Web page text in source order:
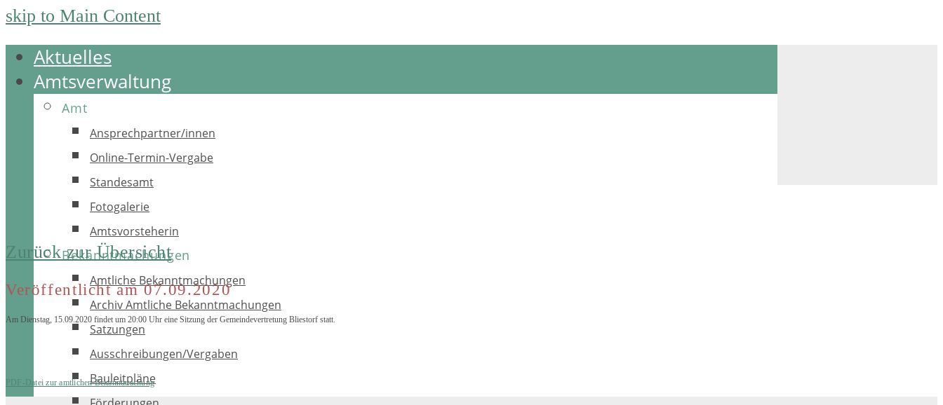
skip to Main Content
Aktuelles
Amtsverwaltung
Amt
Ansprechpartner/innen
Online-Termin-Vergabe
Standesamt
Fotogalerie
Amtsvorsteherin
Bekanntmachungen
Amtliche Bekanntmachungen
Archiv Amtliche Bekanntmachungen
Satzungen
Ausschreibungen/Vergaben
Bauleitpläne
Zurück zur Übersicht
Veröffentlicht am 07.09.2020
Am Dienstag, 15.09.2020 findet um 20:00 Uhr eine Sitzung der Gemeindevertretung Bliestorf statt.
PDF-Datei zur amtlichen Bekanntmachung